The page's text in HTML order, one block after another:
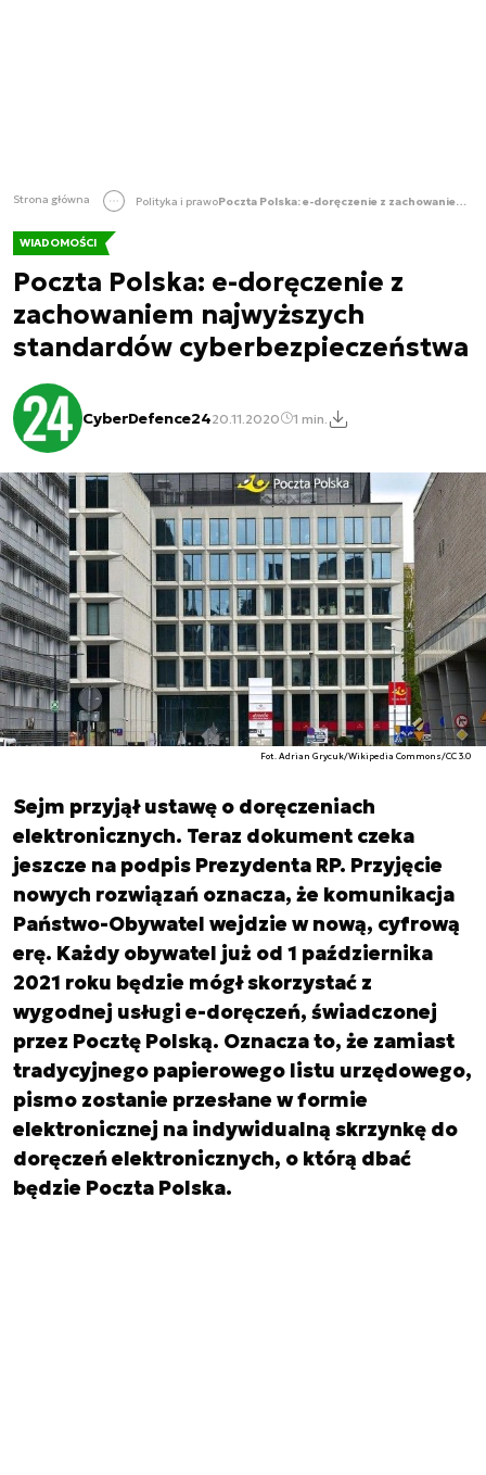
Strona główna Polityka i prawo Poczta Polska: e-doręczenie z zachowaniem najwyższych standardów cyberbezpieczeństwa
WIADOMOŚCI
Poczta Polska: e-doręczenie z
zachowaniem najwyższych
standardów cyberbezpieczeństwa
CyberDefence2420.11.2020 1 min.
Fot. Adrian Grycuk/Wikipedia Commons/CC 3.0
Sejm przyjął ustawę o doręczeniach
elektronicznych. Teraz dokument czeka
jeszcze na podpis Prezydenta RP. Przyjęcie
nowych rozwiązań oznacza, że komunikacja
Państwo-Obywatel wejdzie w nową, cyfrową
erę. Każdy obywatel już od 1 października
2021 roku będzie mógł skorzystać z
wygodnej usługi e-doręczeń, świadczonej
przez Pocztę Polską. Oznacza to, że zamiast
tradycyjnego papierowego listu urzędowego,
pismo zostanie przesłane w formie
elektronicznej na indywidualną skrzynkę do
doręczeń elektronicznych, o którą dbać
będzie Poczta Polska.